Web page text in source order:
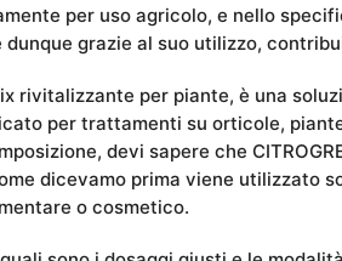
per uso agricolo, e nello
grazie al suo utilizzo,
rivitalizzante per piante, è una
per trattamenti su orticole,
devi sapere che
dicevamo prima viene utilizzato
o cosmetico.